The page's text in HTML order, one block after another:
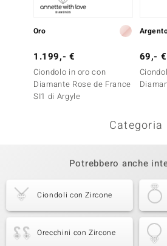
Oro
1.199,- €
Ciondolo in oro con
Diamante Rose de France
SI1 di Argyle
69,- €
Categoria
Potrebbero anche
Ciondoli con Zircone
Orecchini con Zircone